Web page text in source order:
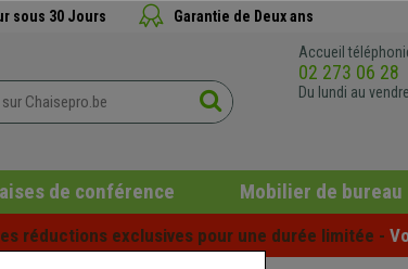
sous 30 Jours Garantie de Deux ans
Accueil
02 273 06 28
Du lundi au
de conférence Mobilier de bureau
réductions exclusives pour une durée limitée -